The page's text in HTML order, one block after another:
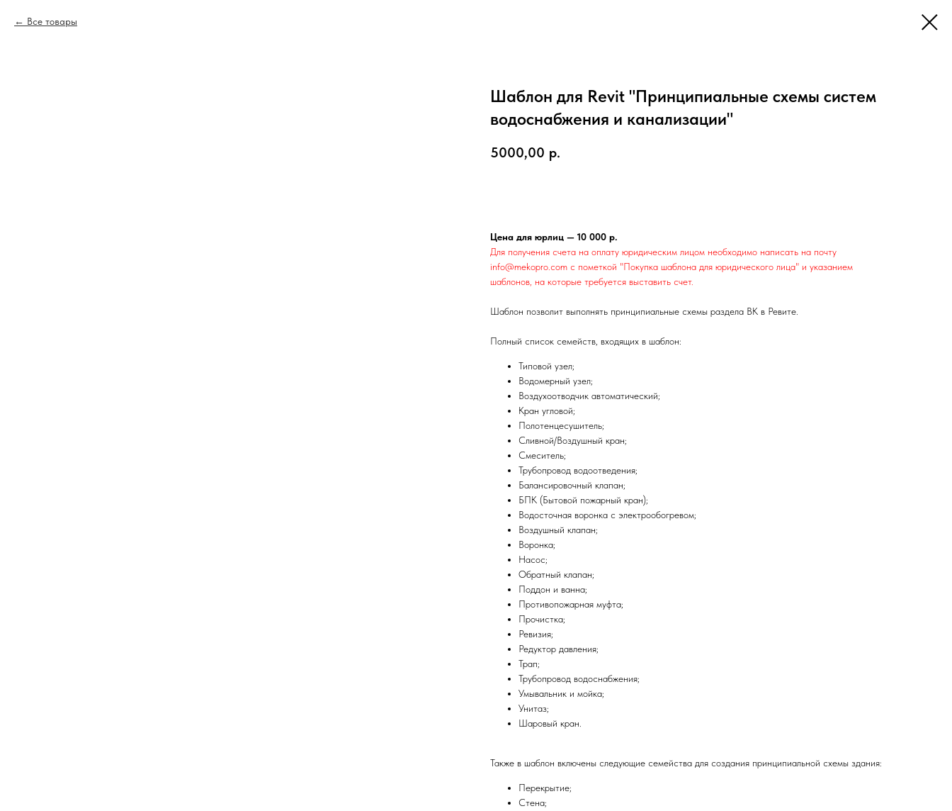
Все товары
Шаблон для Revit "Принципиальные схемы систем
водоснабжения и канализации"
5000,00 р.
Цена для юрлиц — 10 000 р.
Для получения счета на оплату юридическим лицом необходимо написать на почту
info@mekopro.com с пометкой "Покупка шаблона для юридического лица" и указанием
шаблонов, на которые требуется выставить счет.
Шаблон позволит выполнять принципиальные схемы раздела ВК в Ревите.
Полный список семейств, входящих в шаблон:
Типовой узел;
Водомерный узел;
Воздухоотводчик автоматический;
Кран угловой;
Полотенцесушитель;
Сливной/Воздушный кран;
Смеситель;
Трубопровод водоотведения;
Балансировочный клапан;
БПК (Бытовой пожарный кран);
Водосточная воронка с электрообогревом;
Воздушный клапан;
Воронка;
Насос;
Обратный клапан;
Поддон и ванна;
Противопожарная муфта;
Прочистка;
Ревизия;
Редуктор давления;
Трап;
Трубопровод водоснабжения;
Умывальник и мойка;
Унитаз;
Шаровый кран.
Также в шаблон включены следующие семейства для создания принципиальной схемы здания:
Перекрытие;
Стена;